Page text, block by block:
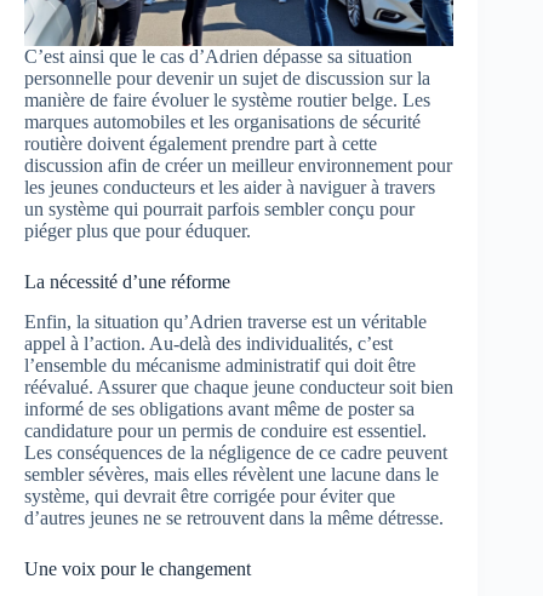
C’est ainsi que le cas d’Adrien dépasse sa situation
personnelle pour devenir un sujet de discussion sur la
manière de faire évoluer le système routier belge. Les
marques automobiles et les organisations de sécurité
routière doivent également prendre part à cette
discussion afin de créer un meilleur environnement pour
les jeunes conducteurs et les aider à naviguer à travers
un système qui pourrait parfois sembler conçu pour
piéger plus que pour éduquer.
La nécessité d’une réforme
Enfin, la situation qu’Adrien traverse est un véritable
appel à l’action. Au-delà des individualités, c’est
l’ensemble du mécanisme administratif qui doit être
réévalué. Assurer que chaque jeune conducteur soit bien
informé de ses obligations avant même de poster sa
candidature pour un permis de conduire est essentiel.
Les conséquences de la négligence de ce cadre peuvent
sembler sévères, mais elles révèlent une lacune dans le
système, qui devrait être corrigée pour éviter que
d’autres jeunes ne se retrouvent dans la même détresse.
Une voix pour le changement